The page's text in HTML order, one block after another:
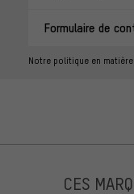
Formulaire de
Notre politique en
CES